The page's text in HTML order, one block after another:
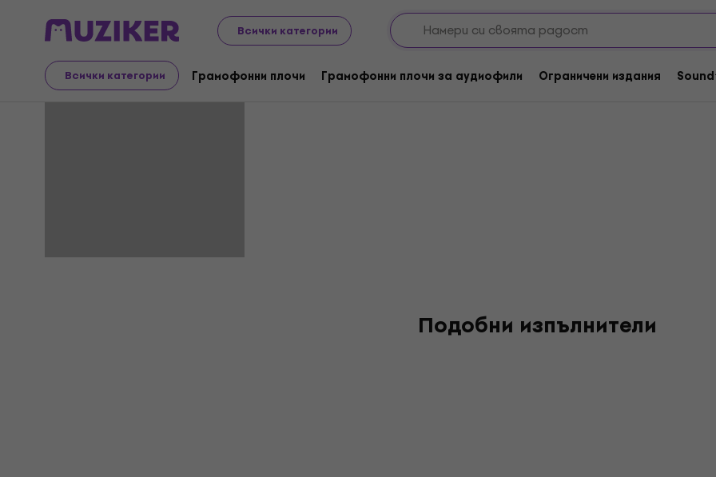
Всички категории
Всички категории Грамофонни плочи Грамофонни плочи за аудиофили Ограничени издания
Gratien Midonet
Подобни изпълнители